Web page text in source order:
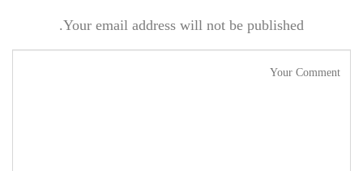
Your email address will not be published.